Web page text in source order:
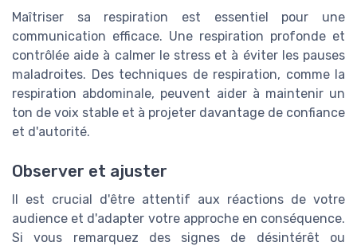
Maîtriser sa respiration est essentiel pour une
communication efficace. Une respiration profonde et
contrôlée aide à calmer le stress et à éviter les pauses
maladroites. Des techniques de respiration, comme la
respiration abdominale, peuvent aider à maintenir un
ton de voix stable et à projeter davantage de confiance
et d'autorité.
Observer et ajuster
Il est crucial d'être attentif aux réactions de votre
audience et d'adapter votre approche en conséquence.
Si vous remarquez des signes de désintérêt ou